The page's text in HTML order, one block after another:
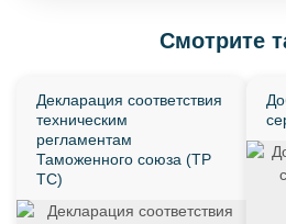
Смотрите
Декларация соответствия
техническим
регламентам
Таможенного союза (ТР
ТС)